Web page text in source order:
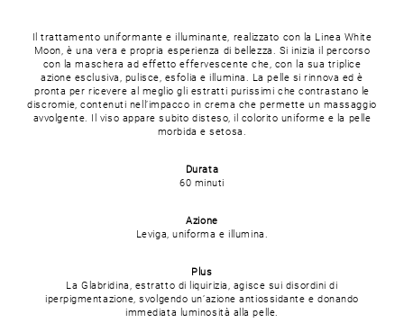
Il trattamento uniformante e illuminante, realizzato con la Linea White
Moon, è una vera e propria esperienza di bellezza. Si inizia il percorso
con la maschera ad effetto effervescente che, con la sua triplice
azione esclusiva, pulisce, esfolia e illumina. La pelle si rinnova ed è
pronta per ricevere al meglio gli estratti purissimi che contrastano le
discromie, contenuti nell’impacco in crema che permette un massaggio
avvolgente. Il viso appare subito disteso, il colorito uniforme e la pelle
morbida e setosa.
Durata
60 minuti
Azione
Leviga, uniforma e illumina.
Plus
La Glabridina, estratto di liquirizia, agisce sui disordini di
iperpigmentazione, svolgendo un’azione antiossidante e donando
immediata luminosità alla pelle.